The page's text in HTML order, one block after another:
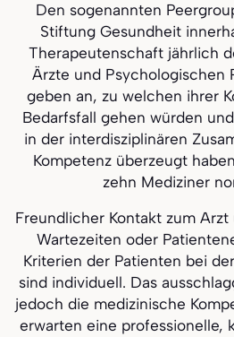
Den sogenannten
Stiftung Gesundheit
Therapeutenschaft jährlich
Ärzte und Psychologischen
geben an, zu welchen ihrer
Bedarfsfall gehen würden
in der interdisziplinären
Kompetenz überzeugt
zehn Mediziner
Freundlicher Kontakt zum
Wartezeiten oder
Kriterien der Patienten bei
sind individuell. Das
jedoch die medizinische
erwarten eine professionelle,